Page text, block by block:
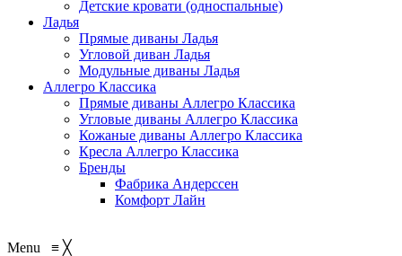
Детские кровати (односпальные)
Ладья
Прямые диваны Ладья
Угловой диван Ладья
Модульные диваны Ладья
Аллегро Классика
Прямые диваны Аллегро Классика
Угловые диваны Аллегро Классика
Кожаные диваны Аллегро Классика
Кресла Аллегро Классика
Бренды
Фабрика Андерссен
Комфорт Лайн
Menu ≡ ╳